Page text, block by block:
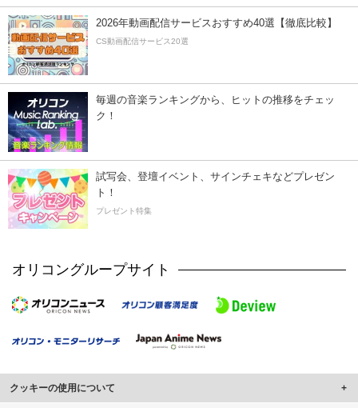
2026年動画配信サービスおすすめ40選【徹底比較】
CS動画配信サービス20選
毎週の音楽ランキングから、ヒットの推移をチェッ
ク！
試写会、登壇イベント、サインチェキなどプレゼン
ト！
プレゼント特集
オリコングループサイト
クッキーの使用について